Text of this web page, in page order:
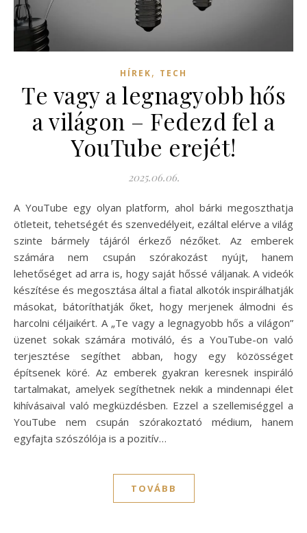
HÍREK, TECH
Te vagy a legnagyobb hős
a világon – Fedezd fel a
YouTube erejét!
2025.06.06.
A YouTube egy olyan platform, ahol bárki megoszthatja
ötleteit, tehetségét és szenvedélyeit, ezáltal elérve a világ
szinte bármely tájáról érkező nézőket. Az emberek
számára nem csupán szórakozást nyújt, hanem
lehetőséget ad arra is, hogy saját hőssé váljanak. A videók
készítése és megosztása által a fiatal alkotók inspirálhatják
másokat, bátoríthatják őket, hogy merjenek álmodni és
harcolni céljaikért. A „Te vagy a legnagyobb hős a világon”
üzenet sokak számára motiváló, és a YouTube-on való
terjesztése segíthet abban, hogy egy közösséget
építsenek köré. Az emberek gyakran keresnek inspiráló
tartalmakat, amelyek segíthetnek nekik a mindennapi élet
kihívásaival való megküzdésben. Ezzel a szellemiséggel a
YouTube nem csupán szórakoztató médium, hanem
egyfajta szószólója is a pozitív…
TOVÁBB